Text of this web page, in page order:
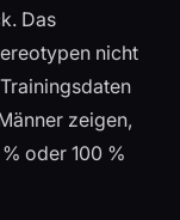
Das
nicht
zeigen,
oder 100 %